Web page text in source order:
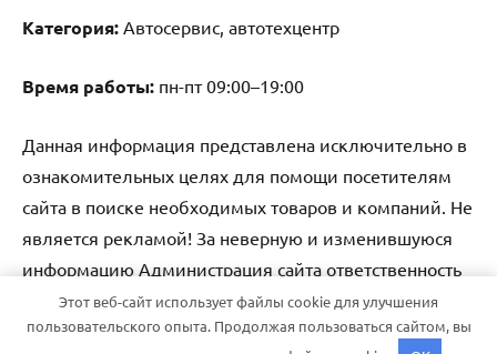
Категория: Автосервис, автотехцентр
Время работы: пн-пт 09:00–19:00
Данная информация представлена исключительно в
ознакомительных целях для помощи посетителям
сайта в поиске необходимых товаров и компаний. Не
является рекламой! За неверную и изменившуюся
информацию Администрация сайта ответственность
не несет.
Этот веб-сайт использует файлы cookie для улучшения
пользовательского опыта. Продолжая пользоваться сайтом, вы